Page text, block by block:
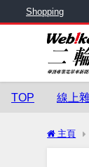
Shopping
TOP 線上
主頁